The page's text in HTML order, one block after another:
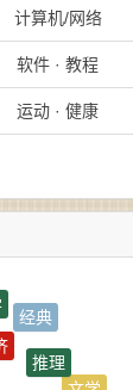
计算机/网络
软件 · 教程
运动 · 健康
推理
文学
名著